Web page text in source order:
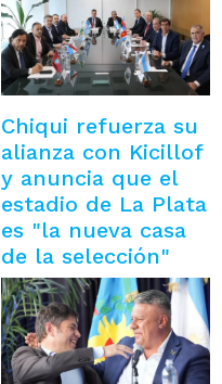
Chiqui refuerza su
alianza con Kicillof
y anuncia que el
estadio de La Plata
es "la nueva casa
de la selección"